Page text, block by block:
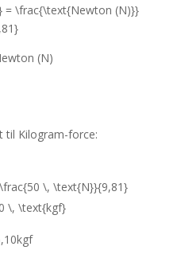
= \frac{\text{Newton (N)}}
(N)
til Kilogram-force:
\, \text{N}}{9,81}
\, \text{kgf}
,10kgf